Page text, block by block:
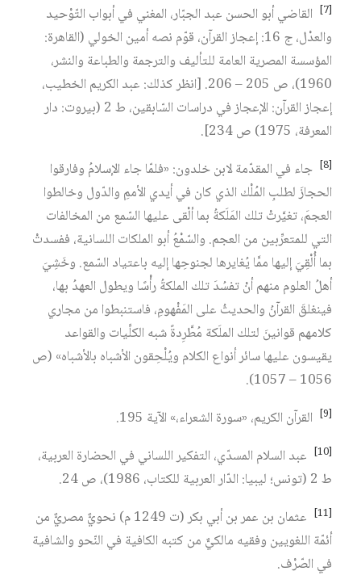
[7]
القاضي أبو الحسن عبد الجبّار، المغني في أبواب التّوْحيد
والعدْل، ج 16: إعجاز القرآن، قوّم نصه أمين الخولي (القاهرة:
المؤسسة المصرية العامة للتأليف والترجمة والطباعة والنشر،
1960)، ص 205 – 206. [انظر كذلك: عبد الكريم الخطيب،
إعجاز القرآن: الإعجاز في دراسات السّابقين، ط 2 (بيروت: دار
المعرفة، 1975) ص 234].
[8]
جاء في المقدّمة لابن خلدون: «فلمّا جاء الإسلامُ وفارقوا
الحجازَ لطلبِ المُلْك الذي كان في أيدي الأممِ والدّول وخالطوا
العجمَ، تغيَّرتْ تلك المَلَكةُ بما ألْقى عليها السّمع من المخالفات
التي للمتعرِّبين من العجم. والسّمْعُ أبو الملكات اللسانية، ففسدتْ
بما أُلْقِيَ إليها ممَّا يُغايرها لجنوحِها إليه باعتياد السّمع. وخَشِيَ
أهلُ العلوم منهم أنْ تفسُدَ تلك الملكةُ رأْسًا ويطول العهدُ بها،
فينغلقَ القرآنُ والحديثُ على المَفْهومِ، فاستنبطوا من مجاري
كلامهم قوانينَ لتلك الملَكة مُطَّرِدةً شبه الكلِّيات والقواعد
يقيسون عليها سائر أنواع الكلام ويُلْحِقون الأشباه بالأشباه» (ص
1056 – 1057).
[9] القرآن الكريم، «سورة الشعراء،» الآية 195.
[10]
عبد السلام المسدّي، التفكير اللساني في الحضارة العربية،
ط 2 (تونس؛ ليبيا: الدّار العربية للكتاب، 1986)، ص 24.
[11]
عثمان بن عمر بن أبي بكر (ت 1249 م) نحويٌّ مصريٌّ من
أئمّة اللغويين وفقيه مالكيٌّ من كتبه الكافية في النّحو والشافية
في الصّرْف.